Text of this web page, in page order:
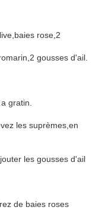
rose,2
gousses d'ail.
gratin.
les suprèmes,en
les gousses d'ail
de baies roses